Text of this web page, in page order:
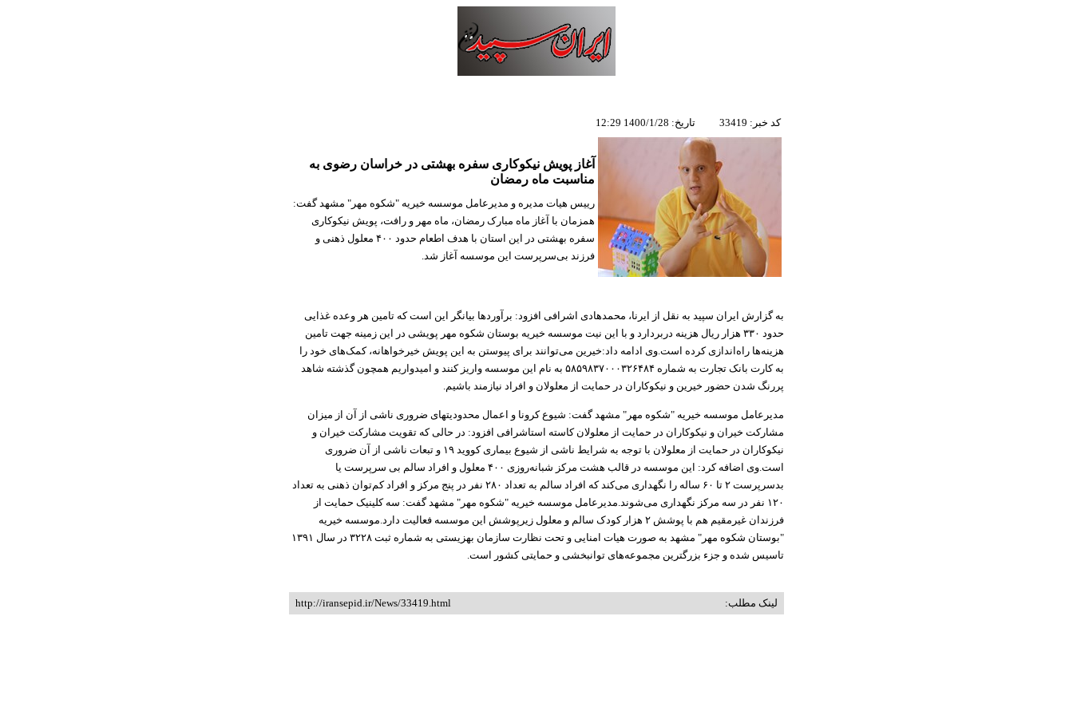
کد خبر: 33419 تاریخ: 1400/1/28 12:29
آغاز پویش نیکوکاری سفره بهشتی در خراسان رضوی به
مناسبت ماه رمضان
رییس هیات مدیره و مدیرعامل موسسه خیریه "شکوه مهر" مشهد گفت:
همزمان با آغاز ماه مبارک رمضان، ماه مهر و رافت، پویش نیکوکاری
سفره بهشتی در این استان با هدف اطعام حدود ۴۰۰ معلول ذهنی و
فرزند بی‌سرپرست این موسسه آغاز شد.
به گزارش ایران سپید به نقل از ایرنا، محمدهادی اشرافی افزود: برآوردها بیانگر این است که تامین هر وعده غذایی
حدود ۳۳۰ هزار ریال هزینه دربردارد و با این نیت موسسه خیریه بوستان شکوه مهر پویشی در این زمینه جهت تامین
هزینه‌ها راه‌اندازی کرده است.وی ادامه داد:خیرین می‌توانند برای پیوستن به این پویش خیرخواهانه، کمک‌های خود را
به کارت بانک تجارت به شماره ۵۸۵۹۸۳۷۰۰۰۳۲۶۴۸۴ به نام این موسسه واریز کنند و امیدواریم همچون گذشته شاهد
پررنگ شدن حضور خیرین و نیکوکاران در حمایت از معلولان و افراد نیازمند باشیم.
مدیرعامل موسسه خیریه "شکوه مهر" مشهد گفت: شیوع کرونا و اعمال محدودیتهای ضروری ناشی از آن از میزان
مشارکت خیران و نیکوکاران در حمایت از معلولان کاسته استاشرافی افزود: در حالی که تقویت مشارکت خیران و
نیکوکاران در حمایت از معلولان با توجه به شرایط ناشی از شیوع بیماری کووید ۱۹ و تبعات ناشی از آن ضروری
است.وی اضافه کرد: این موسسه در قالب هشت مرکز شبانه‌روزی ۴۰۰ معلول و افراد سالم بی سرپرست یا
بدسرپرست ۲ تا ۶۰ ساله را نگهداری می‌کند که افراد سالم به تعداد ۲۸۰ نفر در پنج مرکز و افراد کم‌توان ذهنی به تعداد
۱۲۰ نفر در سه مرکز نگهداری می‌شوند.مدیرعامل موسسه خیریه "شکوه مهر" مشهد گفت: سه کلینیک حمایت از
فرزندان غیرمقیم هم با پوشش ۲ هزار کودک سالم و معلول زیرپوشش این موسسه فعالیت دارد.موسسه خیریه
"بوستان شکوه مهر" مشهد به صورت هیات امنایی و تحت نظارت سازمان بهزیستی به شماره ثبت ۳۲۲۸ در سال ۱۳۹۱
تاسیس شده و جزء بزرگترین مجموعه‌های توانبخشی و حمایتی کشور است.
لینک مطلب: http://iransepid.ir/News/33419.html